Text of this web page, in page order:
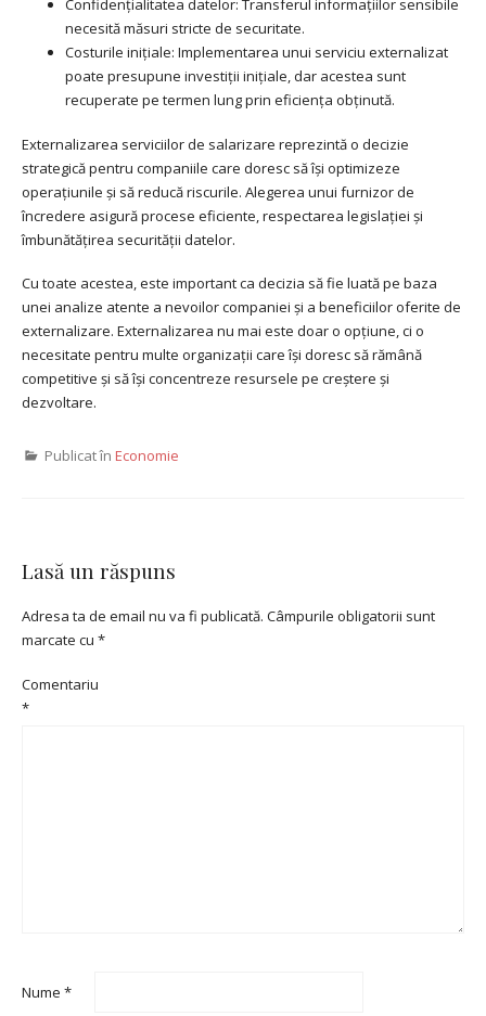
Confidențialitatea datelor: Transferul informațiilor sensibile
necesită măsuri stricte de securitate.
Costurile inițiale: Implementarea unui serviciu externalizat
poate presupune investiții inițiale, dar acestea sunt
recuperate pe termen lung prin eficiența obținută.
Externalizarea serviciilor de salarizare reprezintă o decizie
strategică pentru companiile care doresc să își optimizeze
operațiunile și să reducă riscurile. Alegerea unui furnizor de
încredere asigură procese eficiente, respectarea legislației și
îmbunătățirea securității datelor.
Cu toate acestea, este important ca decizia să fie luată pe baza
unei analize atente a nevoilor companiei și a beneficiilor oferite de
externalizare. Externalizarea nu mai este doar o opțiune, ci o
necesitate pentru multe organizații care își doresc să rămână
competitive și să își concentreze resursele pe creștere și
dezvoltare.
Publicat în Economie
Lasă un răspuns
Adresa ta de email nu va fi publicată. Câmpurile obligatorii sunt
marcate cu *
Comentariu
*
Nume *